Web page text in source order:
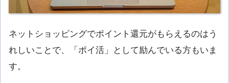
ネットショッピングでポイント還元がもらえるのはう
れしいことで、「ポイ活」として励んでいる方もいま
す。